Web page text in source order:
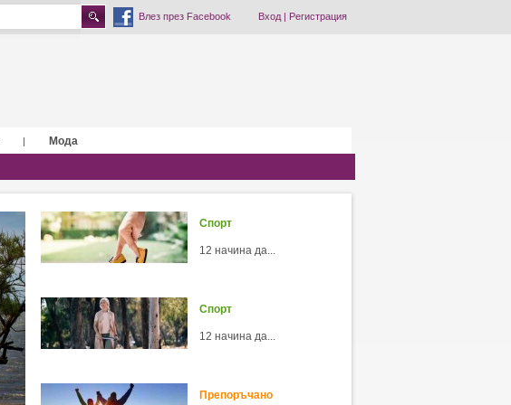
Влез през Facebook Вход| Регистрация
| Мода
Спорт
12 начина да...
Спорт
12 начина да...
Препоръчано